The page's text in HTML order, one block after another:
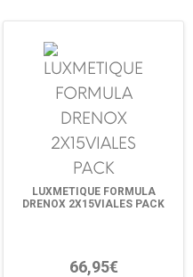
LUXMETIQUE FORMULA
DRENOX 2X15VIALES PACK
66,95€